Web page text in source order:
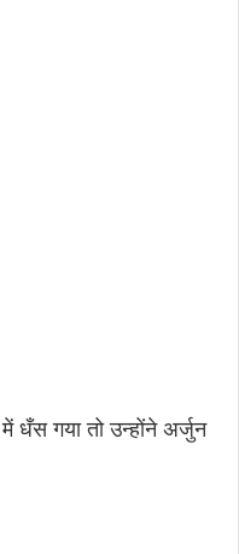
धँस गया तो उन्होंने अर्जुन